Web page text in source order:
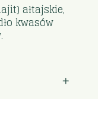
ałtajskie,
kwasów